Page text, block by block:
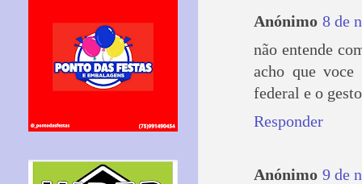
Anónimo 8 de
não entende
acho que
federal e o
Responder
Anónimo 9 de